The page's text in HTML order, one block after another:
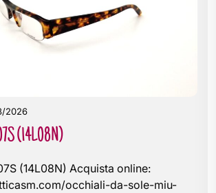
2026
(14L08N)
(14L08N) Acquista online:
occhiali-da-sole-miu-